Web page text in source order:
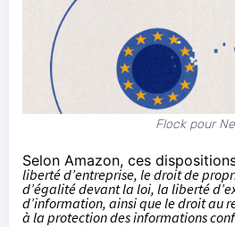
Flock pour
Selon Amazon, ces
liberté d’entreprise, le droit de
d’égalité devant la loi, la liberté
d’information, ainsi que le droit au
à la protection des informations